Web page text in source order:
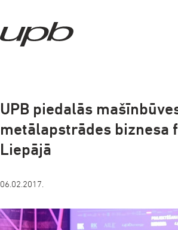
UPB piedalās
metālapstrādes biznesa
Liepājā
06.02.2017.